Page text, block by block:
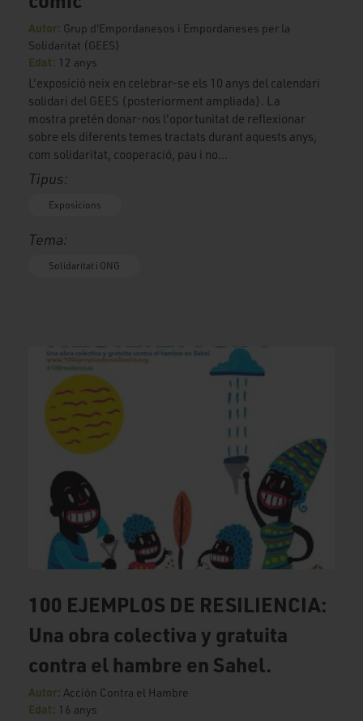
Autor: Grup d'Empordanesos i Empordaneses per la
Solidaritat (GEES)
Edat: 12 anys
L'exposició neix en celebrar-se els 10 anys del calendari
solidari del GEES (posteriorment ampliada). La
mostra pretén donar-nos l'oportunitat de reflexionar
sobre els diferents temes tractats durant aquests anys,
com solidaritat, cooperació, pau i no...
Tipus:
Exposicions
Tema:
Solidaritat i ONG
100 EJEMPLOS DE RESILIENCIA:
Una obra colectiva y gratuita
contra el hambre en Sahel.
Autor: Acción Contra el Hambre
Edat: 16 anys